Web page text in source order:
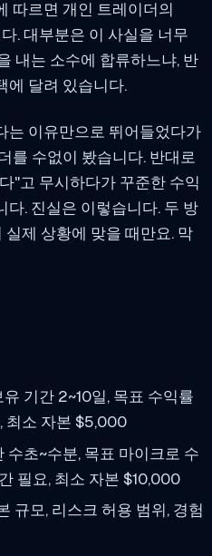
따르면 개인 트레이더의
. 대부분은 이 사실을 너무
내는 소수에 합류하느냐, 반
에 달려 있습니다.
는 이유만으로 뛰어들었다가
를 수없이 봤습니다. 반대로
"고 무시하다가 꾸준한 수익
. 진실은 이렇습니다. 두 방
실제 상황에 맞을 때만요. 막
유 기간 2~10일, 목표 수익률
최소 자본 $5,000
수초~수분, 목표 마이크로 수
필요, 최소 자본 $10,000
규모, 리스크 허용 범위, 경험